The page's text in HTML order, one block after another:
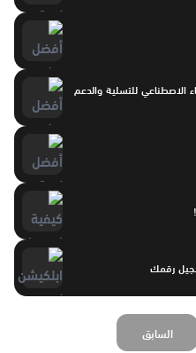
الاصطناعي للتسلية والدعم
رقمك
السابق